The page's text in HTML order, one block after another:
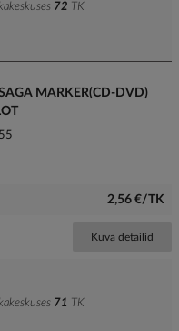
72 TK
MARKER(CD-DVD)
2,56 €/TK
Kuva detailid
71 TK